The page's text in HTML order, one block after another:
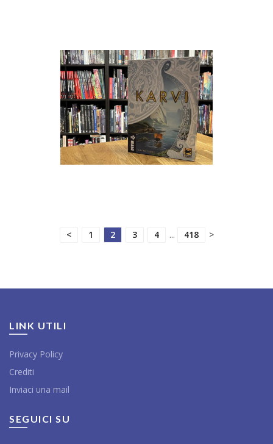
< 1 2 3 4 ... 418 >
LINK UTILI
Privacy Policy
Crediti
Inviaci una mail
SEGUICI SU